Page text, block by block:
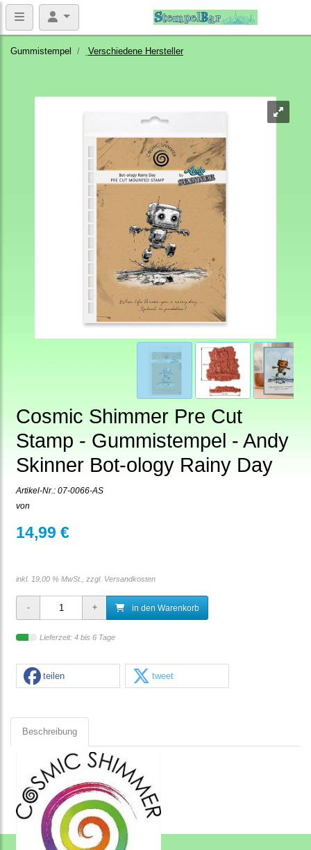
Gummistempel Verschiedene Hersteller
Cosmic Shimmer Pre Cut
Stamp - Gummistempel - Andy
Skinner Bot-ology Rainy Day
Artikel-Nr.: 07-0066-AS
von
14,99 €
inkl. 19,00 % MwSt., zzgl. Versandkosten
in den Warenkorb
Lieferzeit: 4 bis 6 Tage
teilen tweet
Beschreibung